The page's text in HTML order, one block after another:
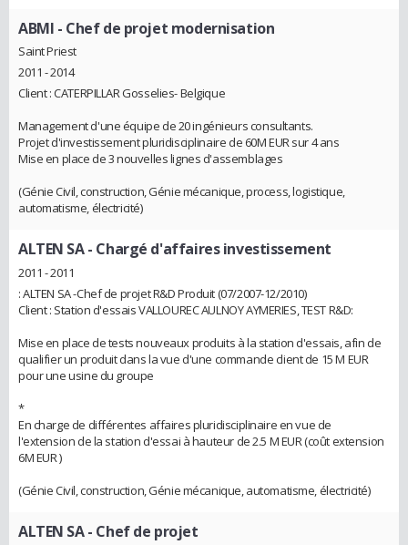
ABMI - Chef de projet modernisation
Saint Priest
2011 - 2014
Client : CATERPILLAR Gosselies- Belgique
Management d'une équipe de 20 ingénieurs consultants.
Projet d'investissement pluridisciplinaire de 60M EUR sur 4 ans
Mise en place de 3 nouvelles lignes d'assemblages
(Génie Civil, construction, Génie mécanique, process, logistique,
automatisme, électricité)
ALTEN SA- Chargé d'affaires investissement
2011 - 2011
: ALTEN SA -Chef de projet R&D Produit (07/2007-12/2010)
Client : Station d'essais VALLOUREC AULNOY AYMERIES, TEST R&D:
Mise en place de tests nouveaux produits à la station d'essais, afin de
qualifier un produit dans la vue d'une commande client de 15 M EUR
pour une usine du groupe
*
En charge de différentes affaires pluridisciplinaire en vue de
l'extension de la station d'essai à hauteur de 2.5 M EUR (coût extension
6M EUR )
(Génie Civil, construction, Génie mécanique, automatisme, électricité)
ALTEN SA- Chef de projet